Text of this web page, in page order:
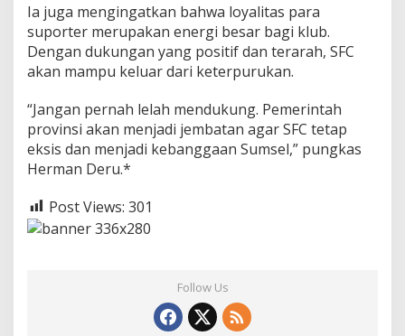
Ia juga mengingatkan bahwa loyalitas para
suporter merupakan energi besar bagi klub.
Dengan dukungan yang positif dan terarah, SFC
akan mampu keluar dari keterpurukan.
“Jangan pernah lelah mendukung. Pemerintah
provinsi akan menjadi jembatan agar SFC tetap
eksis dan menjadi kebanggaan Sumsel,” pungkas
Herman Deru.*
Post Views: 301
Follow Us